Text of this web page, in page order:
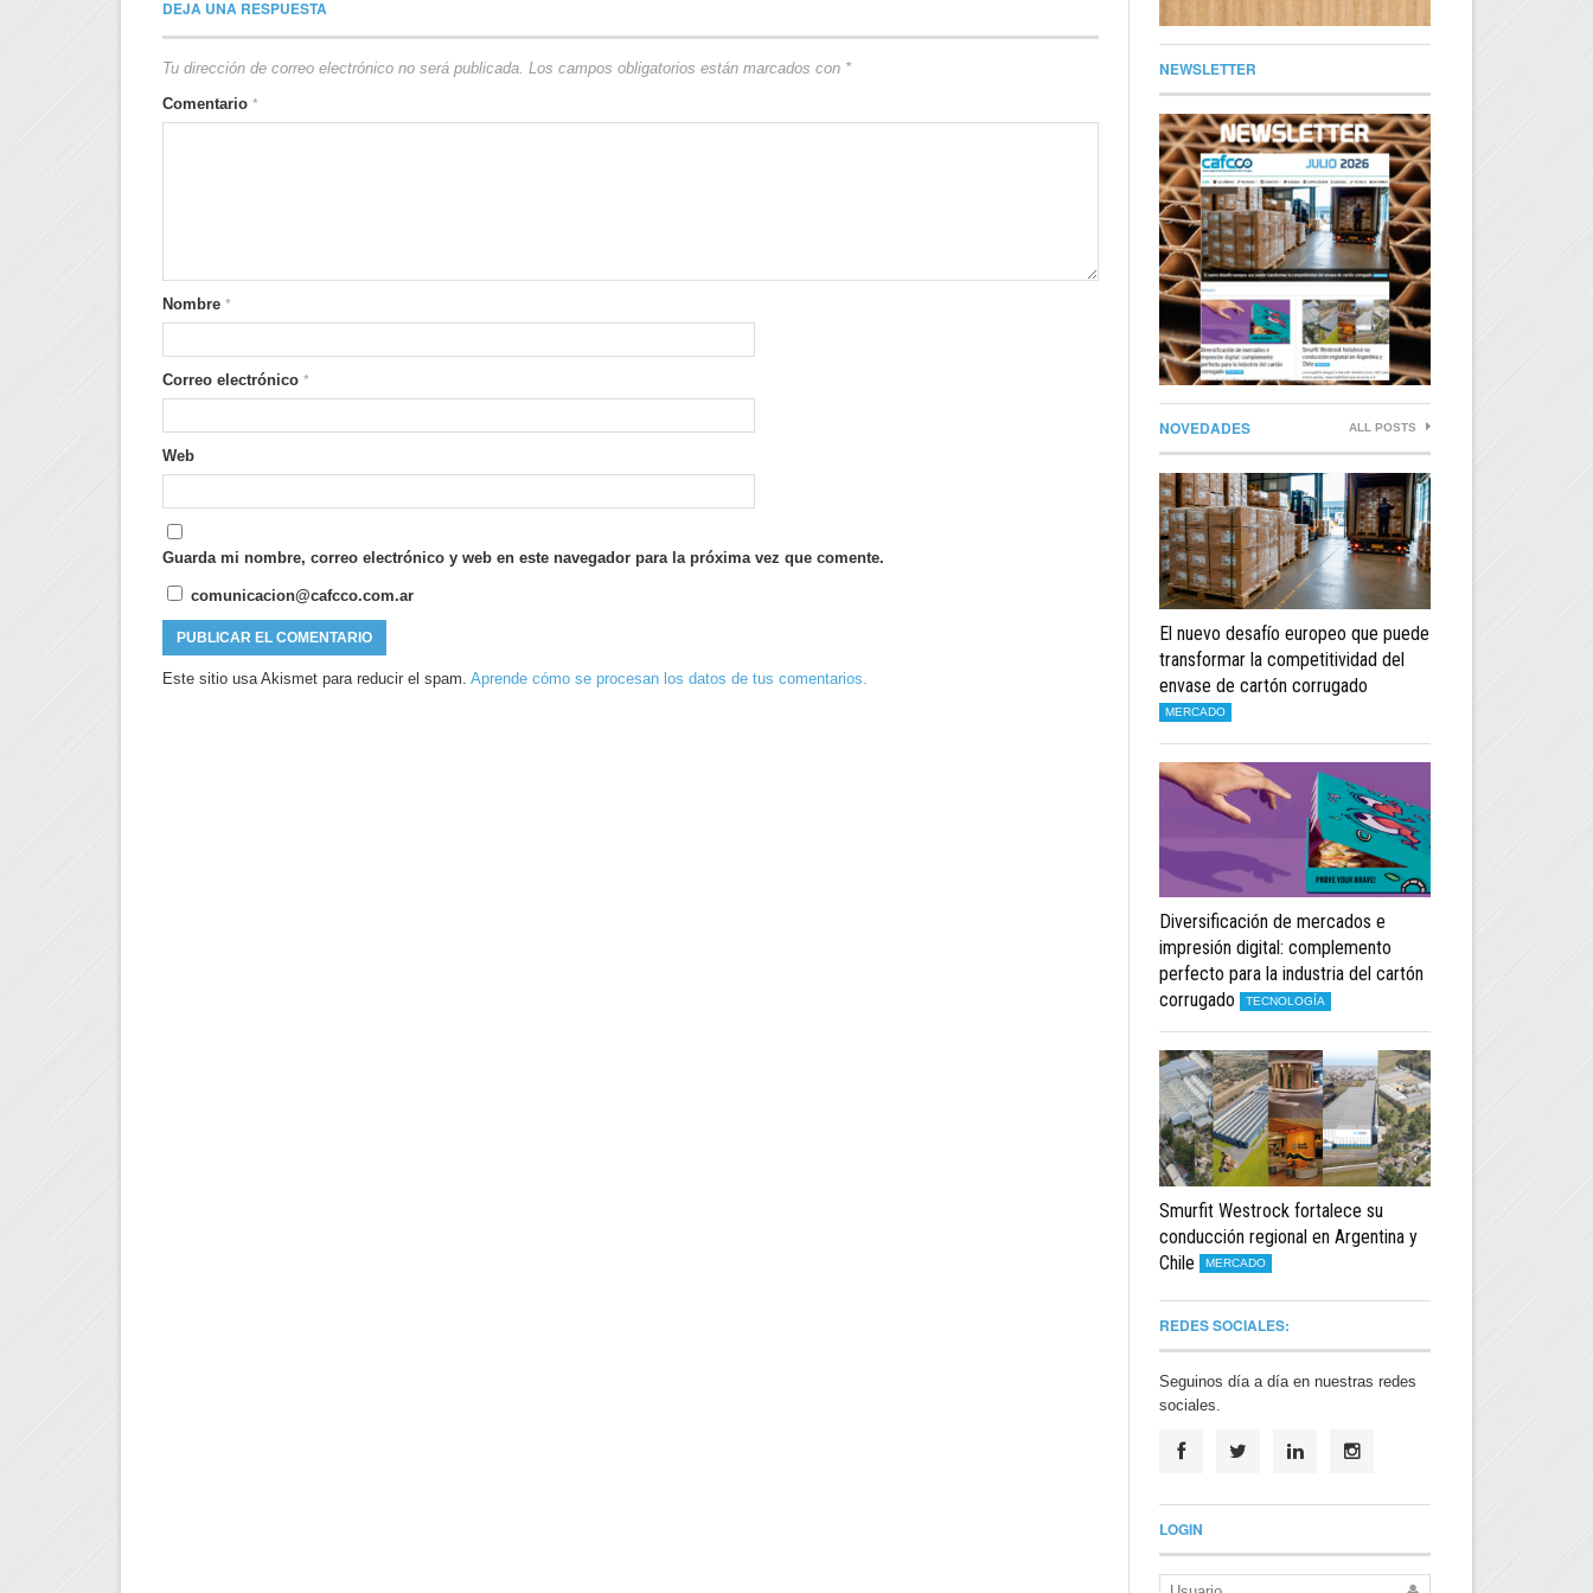
DEJA UNA RESPUESTA
Tu dirección de correo electrónico no será publicada. Los campos obligatorios están marcados con *
Comentario *
Nombre *
Correo electrónico *
Web
Guarda mi nombre, correo electrónico y web en este navegador para la próxima vez que comente.
comunicacion@cafcco.com.ar
Este sitio usa Akismet para reducir el spam. Aprende cómo se procesan los datos de tus comentarios.
NEWSLETTER
NOVEDADES ALL POSTS
El nuevo desafío europeo que puede
transformar la competitividad del
envase de cartón corrugado
MERCADO
Diversificación de mercados e
impresión digital: complemento
perfecto para la industria del cartón
corrugado
TECNOLOGÍA
Smurfit Westrock fortalece su
conducción regional en Argentina y
Chile
MERCADO
REDES SOCIALES:
Seguinos día a día en nuestras redes
sociales.
LOGIN